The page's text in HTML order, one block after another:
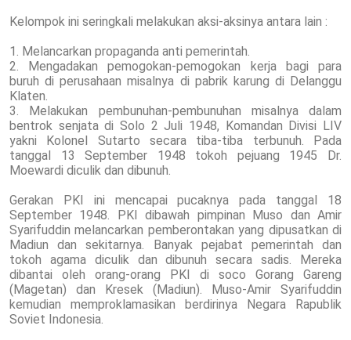
Kelompok ini seringkali melakukan aksi-aksinya antara lain :
1. Melancarkan propaganda anti pemerintah.
2. Mengadakan pemogokan-pemogokan kerja bagi para
buruh di perusahaan misalnya di pabrik karung di Delanggu
Klaten.
3. Melakukan pembunuhan-pembunuhan misalnya dalam
bentrok senjata di Solo 2 Juli 1948, Komandan Divisi LIV
yakni Kolonel Sutarto secara tiba-tiba terbunuh. Pada
tanggal 13 September 1948 tokoh pejuang 1945 Dr.
Moewardi diculik dan dibunuh.
Gerakan PKI ini mencapai pucaknya pada tanggal 18
September 1948. PKI dibawah pimpinan Muso dan Amir
Syarifuddin melancarkan pemberontakan yang dipusatkan di
Madiun dan sekitarnya. Banyak pejabat pemerintah dan
tokoh agama diculik dan dibunuh secara sadis. Mereka
dibantai oleh orang-orang PKI di soco Gorang Gareng
(Magetan) dan Kresek (Madiun). Muso-Amir Syarifuddin
kemudian memproklamasikan berdirinya Negara Rapublik
Soviet Indonesia.